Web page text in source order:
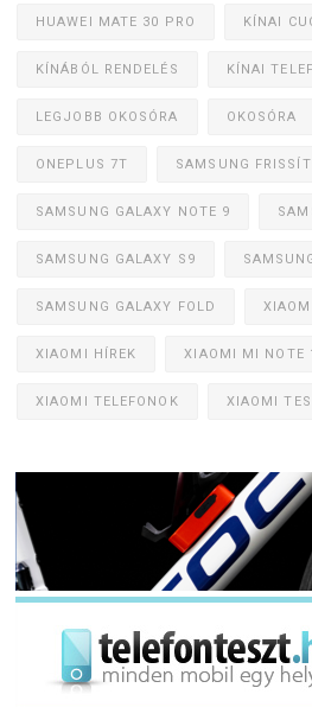
HUAWEI MATE 30 PRO KÍNAI
KÍNÁBÓL RENDELÉS KÍNAI
LEGJOBB OKOSÓRA OKOSÓRA
ONEPLUS 7T SAMSUNG
SAMSUNG GALAXY NOTE 9
SAMSUNG GALAXY S9
SAMSUNG GALAXY FOLD
XIAOMI HÍREK XIAOMI MI NOTE
XIAOMI TELEFONOK XIAOMI